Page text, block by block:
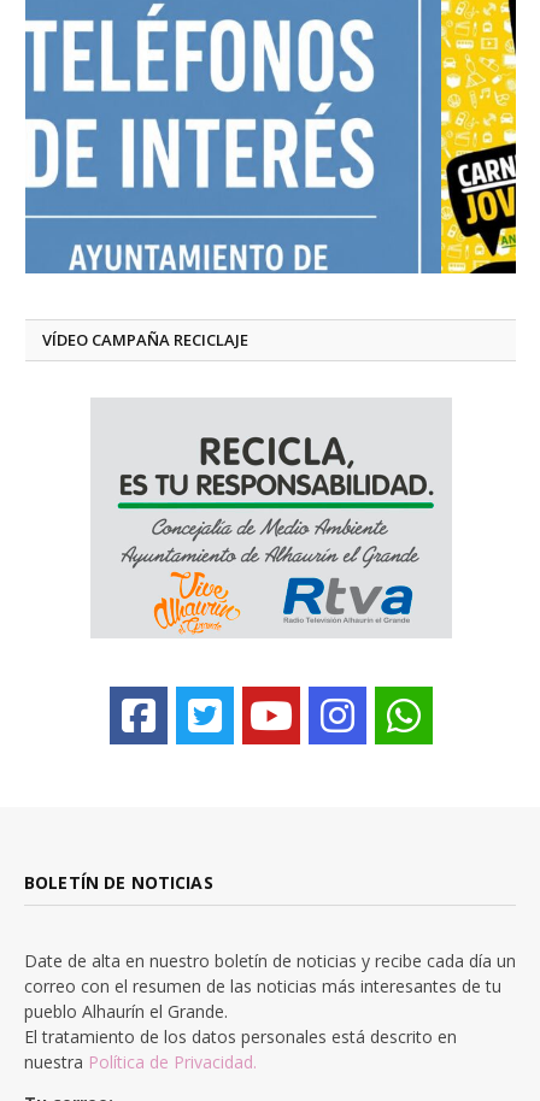
VÍDEO CAMPAÑA RECICLAJE
BOLETÍN DE NOTICIAS
Date de alta en nuestro boletín de noticias y recibe cada día un
correo con el resumen de las noticias más interesantes de tu
pueblo Alhaurín el Grande.
El tratamiento de los datos personales está descrito en
nuestra Política de Privacidad.